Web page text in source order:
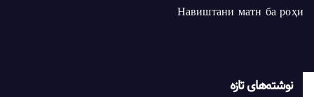
Навиштани матн ба роҳи
نوشته‌های تازه